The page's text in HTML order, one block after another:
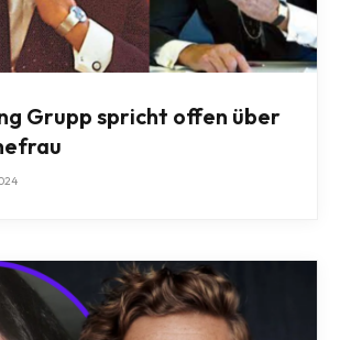
Grupp spricht offen über